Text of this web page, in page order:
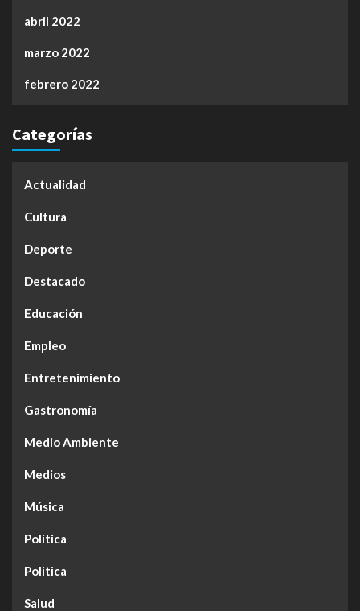
abril 2022
marzo 2022
febrero 2022
Categorías
Actualidad
Cultura
Deporte
Destacado
Educación
Empleo
Entretenimiento
Gastronomía
Medio Ambiente
Medios
Música
Política
Politica
Salud